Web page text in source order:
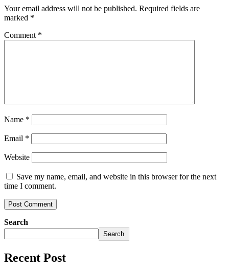
Your email address will not be published. Required fields are
marked *
Comment *
Name *
Email *
Website
Save my name, email, and website in this browser for the next
time I comment.
Search
Search
Recent Post